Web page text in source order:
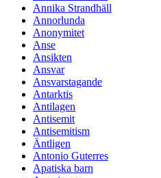
Annika Strandhäll
Annorlunda
Anonymitet
Anse
Ansikten
Ansvar
Ansvarstagande
Antarktis
Antilagen
Antisemit
Antisemitism
Äntligen
Antonio Guterres
Apatiska barn